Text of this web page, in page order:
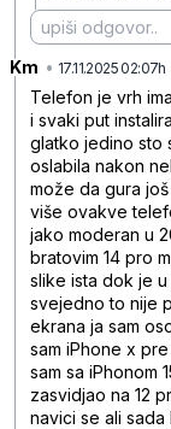
Km • 17.11.2025 02:07h
Telefon je vrh
i svaki put
glatko jedino sto
oslabila nakon
može da gura
više ovakve
jako moderan u
bratovim 14 pro
slike ista dok je u
svejedno to nije
ekrana ja sam
sam iPhone x
sam sa iPhonom
zasvidjao na 12
navici se ali